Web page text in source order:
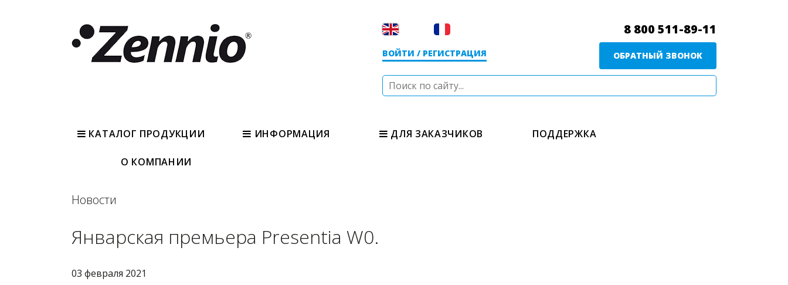
ВОЙТИ / РЕГИСТРАЦИЯ
8 800 511-89-11
ОБРАТНЫЙ ЗВОНОК
КАТАЛОГ ПРОДУКЦИИ ИНФОРМАЦИЯ ДЛЯ ЗАКАЗЧИКОВ ПОДДЕРЖКА
О КОМПАНИИ
Новости
Январская премьера Presentia W0.
03 февраля 2021